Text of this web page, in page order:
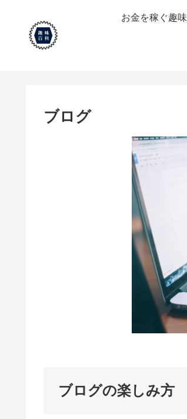
お金を稼ぐ趣味
ブログ
ブログの楽しみ方